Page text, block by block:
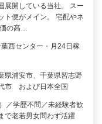
展開している当社。 スー
ト便がメイン。 宅配やネ
の高…
西センター・月24日稼
県浦安市、千葉県習志野
市 および日本全国
／学歴不問／未経験者歓
老若男女問わず活躍